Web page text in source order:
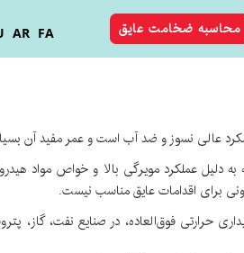
محاسبه ضخامت عایق FA
AR
عملکرد مویرگی بالا و خواص مواد
برای اقدامات عایق مناسب نیست.
حرارتی فوق‌العاده، در صنایع نفت، گاز،